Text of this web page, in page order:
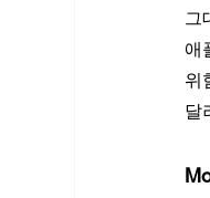
그
애
위
달